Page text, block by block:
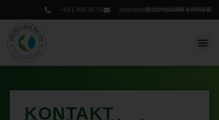
Zum
Inhalt
springen
ALLE KASSEN & PRIVAT
+43 1 905 35 55 ordination@orthopaedie-trauma.at
KONTAKT